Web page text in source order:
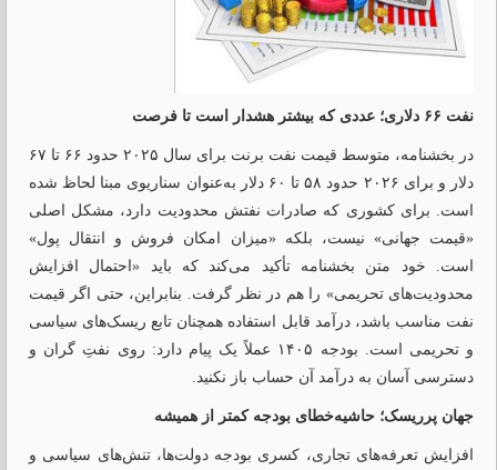
نفت ۶۶ دلاری؛ عددی که بیشتر هشدار است تا فرصت
در بخشنامه، متوسط قیمت نفت برنت برای سال ۲۰۲۵ حدود ۶۶ تا ۶۷
دلار و برای ۲۰۲۶ حدود ۵۸ تا ۶۰ دلار به‌عنوان سناریوی مبنا لحاظ شده
است. برای کشوری که صادرات نفتش محدودیت دارد، مشکل اصلی
«قیمت جهانی» نیست، بلکه «میزان امکان فروش و انتقال پول»
است. خود متن بخشنامه تأکید می‌کند که باید «احتمال افزایش
محدودیت‌های تحریمی» را هم در نظر گرفت. بنابراین، حتی اگر قیمت
نفت مناسب باشد، درآمد قابل استفاده همچنان تابع ریسک‌های سیاسی
و تحریمی است. بودجه ۱۴۰۵ عملاً یک پیام دارد: روی نفتِ گران و
دسترسی آسان به درآمد آن حساب باز نکنید.
جهان پرریسک؛ حاشیه‌خطای بودجه کمتر از همیشه
افزایش تعرفه‌های تجاری، کسری بودجه دولت‌ها، تنش‌های سیاسی و